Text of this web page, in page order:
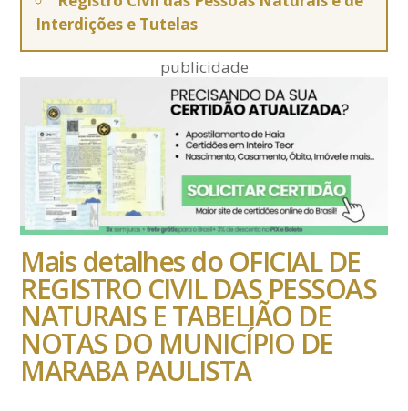
Interdições e Tutelas
publicidade
Mais detalhes do OFICIAL DE
REGISTRO CIVIL DAS PESSOAS
NATURAIS E TABELIÃO DE
NOTAS DO MUNICÍPIO DE
MARABA PAULISTA